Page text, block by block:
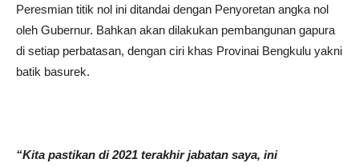
Peresmian titik nol ini ditandai dengan Penyoretan angka nol
oleh Gubernur. Bahkan akan dilakukan pembangunan gapura
di setiap perbatasan, dengan ciri khas Provinai Bengkulu yakni
batik basurek.
“Kita pastikan di 2021 terakhir jabatan saya, ini